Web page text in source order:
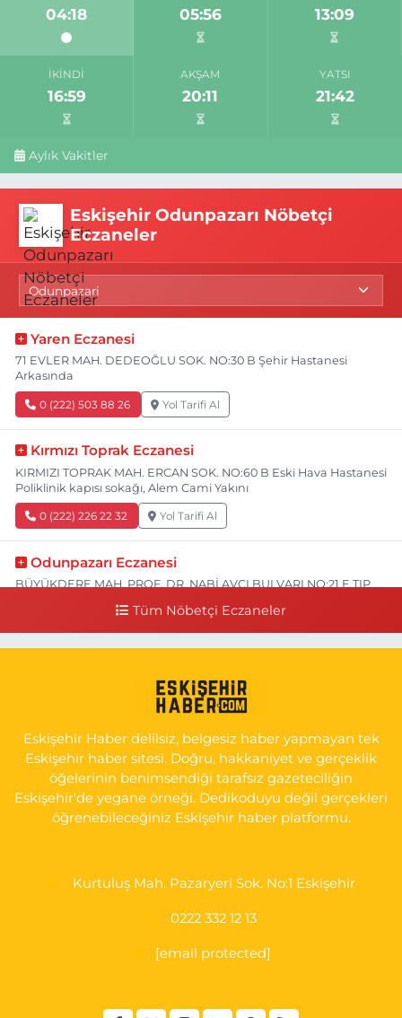
04:18 05:56 13:09
İKINDI
16:59
AKŞAM
20:11
YATSI
21:42
Aylık Vakitler
Eskişehir Odunpazarı Nöbetçi
Eczaneler
Yaren Eczanesi
71 EVLER MAH. DEDEOĞLU SOK. NO:30 B Şehir Hastanesi
Arkasında
0 (222) 503 88 26 Yol Tarifi Al
Kırmızı Toprak Eczanesi
KIRMIZI TOPRAK MAH. ERCAN SOK. NO:60 B Eski Hava Hastanesi
Poliklinik kapısı sokağı, Alem Cami Yakını
0 (222) 226 22 32 Yol Tarifi Al
Odunpazarı Eczanesi
BÜYÜKDERE MAH. PROF. DR. NABİ AVCI BULVARI NO:21 E TIP
YENİDOĞAN MH.ŞEHİT SERKAN ÖZAYDIN CD.8 B ESKİ DEVLET
0 (222) 237 75 17 Yol Tarifi Al
Tüm Nöbetçi Eczaneler
Eskişehir Haber delilsiz, belgesiz haber yapmayan tek
Eskişehir haber sitesi. Doğru, hakkaniyet ve gerçeklik
öğelerinin benimsendiği tarafsız gazeteciliğin
Eskişehir'de yegane örneği. Dedikoduyu değil gerçekleri
öğrenebileceğiniz Eskişehir haber platformu.
Kurtuluş Mah. Pazaryeri Sok. No:1 Eskişehir
0222 332 12 13
[email protected]